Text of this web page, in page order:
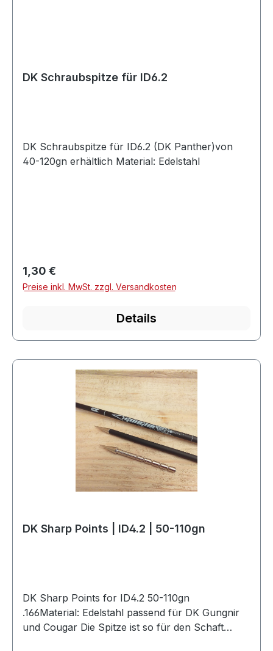
DK Schraubspitze für ID6.2
DK Schraubspitze für ID6.2 (DK Panther)von
40-120gn erhältlich Material: Edelstahl
Regulärer Preis:
1,30 €
Preise inkl. MwSt. zzgl. Versandkosten
Details
DK Sharp Points | ID4.2 | 50-110gn
DK Sharp Points for ID4.2 50-110gn
.166Material: Edelstahl passend für DK Gungnir
und Cougar Die Spitze ist so für den Schaft